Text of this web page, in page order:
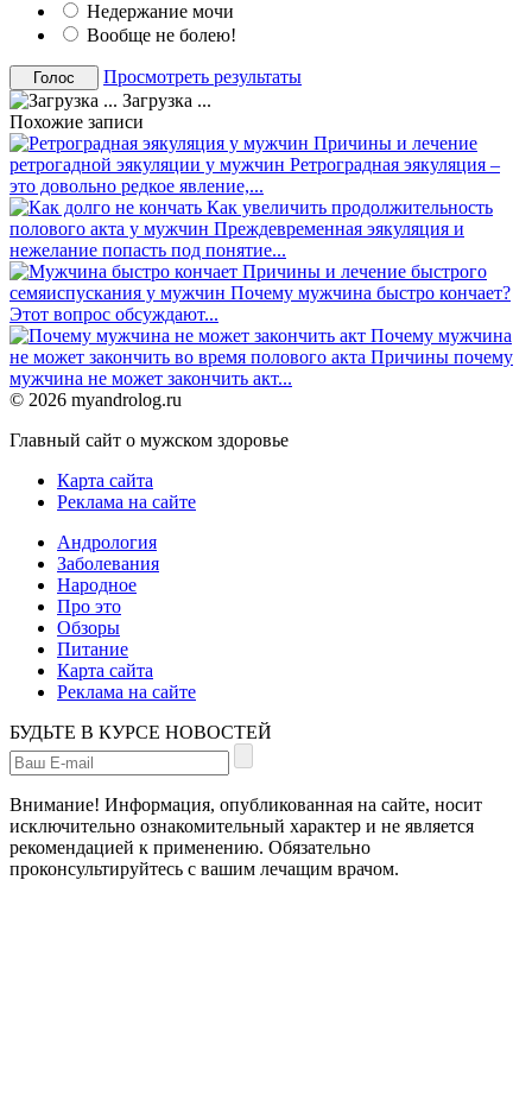
Недержание мочи
Вообще не болею!
Просмотреть результаты
Загрузка ...
Похожие записи
Причины и лечение
ретрогадной эякуляции у мужчин Ретроградная эякуляция –
это довольно редкое явление,...
Как увеличить продолжительность
полового акта у мужчин Преждевременная эякуляция и
нежелание попасть под понятие...
Причины и лечение быстрого
семяиспускания у мужчин Почему мужчина быстро кончает?
Этот вопрос обсуждают...
Почему мужчина
не может закончить во время полового акта Причины почему
мужчина не может закончить акт...
© 2026 myandrolog.ru
Главный сайт о мужском здоровье
Карта сайта
Реклама на сайте
Андрология
Заболевания
Народное
Про это
Обзоры
Питание
Карта сайта
Реклама на сайте
БУДЬТЕ В КУРСЕ НОВОСТЕЙ
Внимание! Информация, опубликованная на сайте, носит
исключительно ознакомительный характер и не является
рекомендацией к применению. Обязательно
проконсультируйтесь с вашим лечащим врачом.